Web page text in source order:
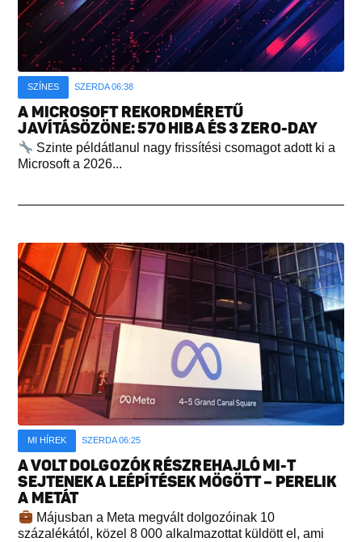
SZÍNES SZERDA 06:38
A MICROSOFT REKORDMÉRETŰ
JAVÍTÁSÖZÖNE: 570 HIBA ÉS 3 ZERO-DAY
Szinte példátlanul nagy frissítési csomagot adott ki a
Microsoft a 2026...
MI HÍREK SZERDA 06:25
A VOLT DOLGOZÓK RÉSZREHAJLÓ MI-T
SEJTENEK A LEÉPÍTÉSEK MÖGÖTT – PERELIK
A METÁT
Májusban a Meta megvált dolgozóinak 10
százalékától, közel 8 000 alkalmazottat küldött el, ami